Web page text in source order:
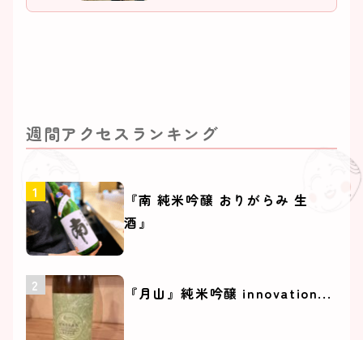
週間アクセスランキング
『南 純米吟醸 おりがらみ 生
酒』
『月山』純米吟醸 innovation...